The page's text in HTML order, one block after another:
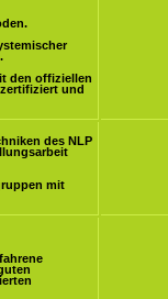
den offiziellen
zertifiziert und
des NLP
mit